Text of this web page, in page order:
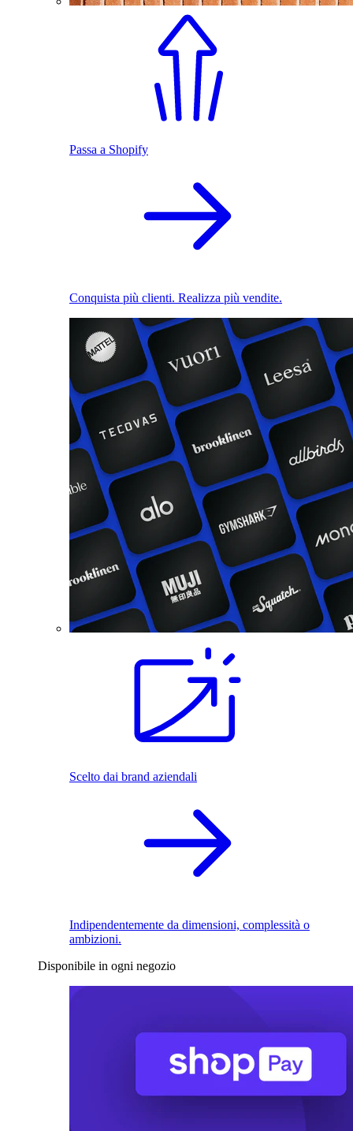
Passa a Shopify
Conquista più clienti. Realizza più vendite.
Scelto dai brand aziendali
Indipendentemente da dimensioni, complessità o
ambizioni.
Disponibile in ogni negozio